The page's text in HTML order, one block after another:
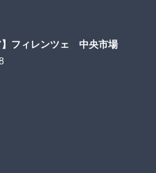
】フィレンツェ 中央市場